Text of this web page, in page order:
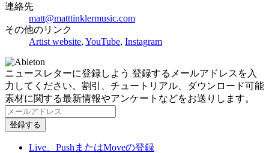
連絡先
matt@matttinklermusic.com
その他のリンク
Artist website, YouTube, Instagram
ニュースレターに登録しよう 登録するメールアドレスを入
力してください。割引、チュートリアル、ダウンロード可能
素材に関する最新情報やアンケートなどをお送りします。
Live、PushまたはMoveの登録